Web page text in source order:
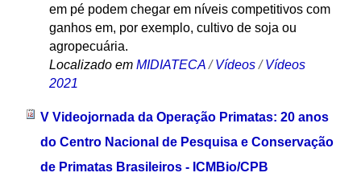
em pé podem chegar em níveis competitivos com
ganhos em, por exemplo, cultivo de soja ou
agropecuária.
Localizado em MIDIATECA /Vídeos /Vídeos
2021
V Videojornada da Operação Primatas: 20 anos
do Centro Nacional de Pesquisa e Conservação
de Primatas Brasileiros - ICMBio/CPB